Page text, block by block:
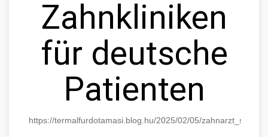
Zahnkliniken
für deutsche
Patienten
https://termalfurdotamasi.blog.hu/2025/02/05/